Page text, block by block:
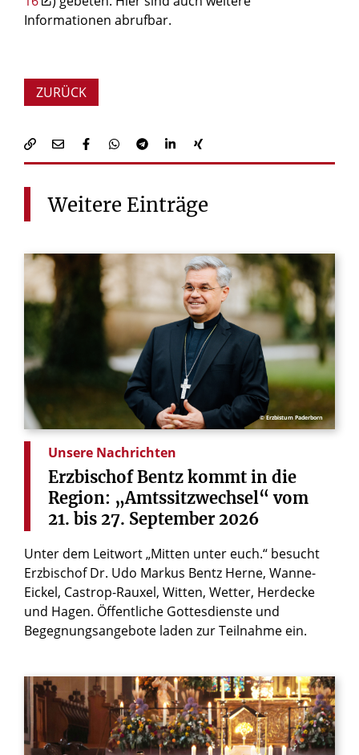
Informationen abrufbar.
ZURÜCK
Weitere Einträge
© Erzbistum Paderborn
Unsere Nachrichten
Erzbischof Bentz kommt in die
Region: „Amtssitzwechsel“ vom
21. bis 27. September 2026
Unter dem Leitwort „Mitten unter euch.“ besucht
Erzbischof Dr. Udo Markus Bentz Herne, Wanne-
Eickel, Castrop-Rauxel, Witten, Wetter, Herdecke
und Hagen. Öffentliche Gottesdienste und
Begegnungsangebote laden zur Teilnahme ein.